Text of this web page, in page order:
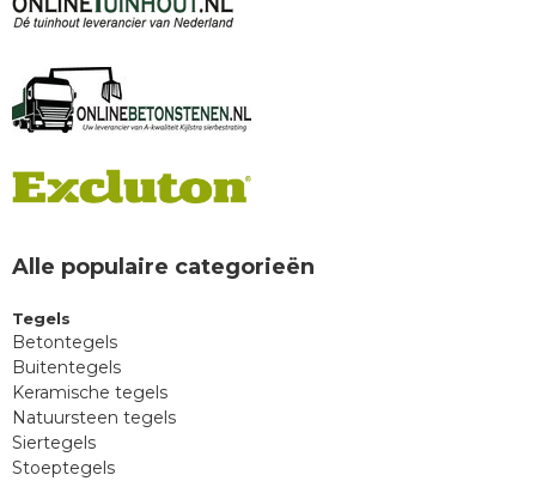
Alle populaire categorieën
Tegels
Betontegels
Buitentegels
Keramische tegels
Natuursteen tegels
Siertegels
Stoeptegels